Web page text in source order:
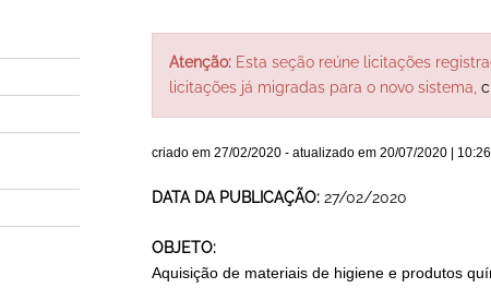
Atenção:Esta seção reúne licitações
licitações já migradas para o novo sistema,
criado em 27/02/2020- atualizado em 20/07/2020 | 10:26
DATA DA PUBLICAÇÃO: 27/02/2020
OBJETO:
Aquisição de materiais de higiene e produtos